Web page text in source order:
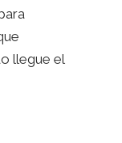
llegue el